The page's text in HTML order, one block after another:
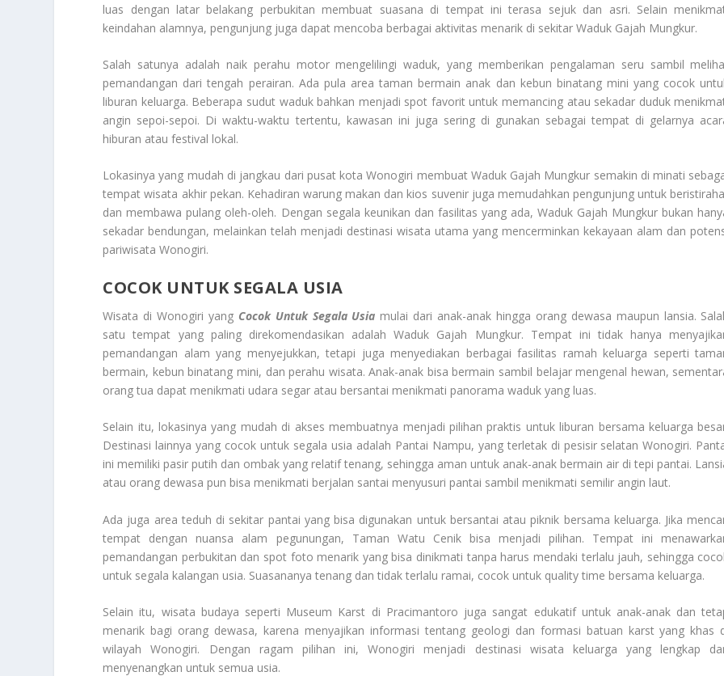
luas dengan latar belakang perbukitan membuat suasana di tempat ini terasa sejuk dan asri. Selain
keindahan alamnya, pengunjung juga dapat mencoba berbagai aktivitas menarik di sekitar Waduk Gajah Mungkur.
Salah satunya adalah naik perahu motor mengelilingi waduk, yang memberikan pengalaman seru sambil
pemandangan dari tengah perairan. Ada pula area taman bermain anak dan kebun binatang mini yang cocok
liburan keluarga. Beberapa sudut waduk bahkan menjadi spot favorit untuk memancing atau sekadar duduk
angin sepoi-sepoi. Di waktu-waktu tertentu, kawasan ini juga sering di gunakan sebagai tempat di gelarnya
hiburan atau festival lokal.
Lokasinya yang mudah di jangkau dari pusat kota Wonogiri membuat Waduk Gajah Mungkur semakin di minati
tempat wisata akhir pekan. Kehadiran warung makan dan kios suvenir juga memudahkan pengunjung untuk
dan membawa pulang oleh-oleh. Dengan segala keunikan dan fasilitas yang ada, Waduk Gajah Mungkur bukan
sekadar bendungan, melainkan telah menjadi destinasi wisata utama yang mencerminkan kekayaan alam dan
pariwisata Wonogiri.
COCOK UNTUK SEGALA USIA
Wisata di Wonogiri yang Cocok Untuk Segala Usia mulai dari anak-anak hingga orang dewasa maupun lansia.
satu tempat yang paling direkomendasikan adalah Waduk Gajah Mungkur. Tempat ini tidak hanya
pemandangan alam yang menyejukkan, tetapi juga menyediakan berbagai fasilitas ramah keluarga seperti
bermain, kebun binatang mini, dan perahu wisata. Anak-anak bisa bermain sambil belajar mengenal hewan,
orang tua dapat menikmati udara segar atau bersantai menikmati panorama waduk yang luas.
Selain itu, lokasinya yang mudah di akses membuatnya menjadi pilihan praktis untuk liburan bersama keluarga
Destinasi lainnya yang cocok untuk segala usia adalah Pantai Nampu, yang terletak di pesisir selatan Wonogiri.
ini memiliki pasir putih dan ombak yang relatif tenang, sehingga aman untuk anak-anak bermain air di tepi pantai.
atau orang dewasa pun bisa menikmati berjalan santai menyusuri pantai sambil menikmati semilir angin laut.
Ada juga area teduh di sekitar pantai yang bisa digunakan untuk bersantai atau piknik bersama keluarga. Jika
tempat dengan nuansa alam pegunungan, Taman Watu Cenik bisa menjadi pilihan. Tempat ini
pemandangan perbukitan dan spot foto menarik yang bisa dinikmati tanpa harus mendaki terlalu jauh, sehingga
untuk segala kalangan usia. Suasananya tenang dan tidak terlalu ramai, cocok untuk quality time bersama keluarga.
Selain itu, wisata budaya seperti Museum Karst di Pracimantoro juga sangat edukatif untuk anak-anak dan
menarik bagi orang dewasa, karena menyajikan informasi tentang geologi dan formasi batuan karst yang khas
wilayah Wonogiri. Dengan ragam pilihan ini, Wonogiri menjadi destinasi wisata keluarga yang lengkap
menyenangkan untuk semua usia.